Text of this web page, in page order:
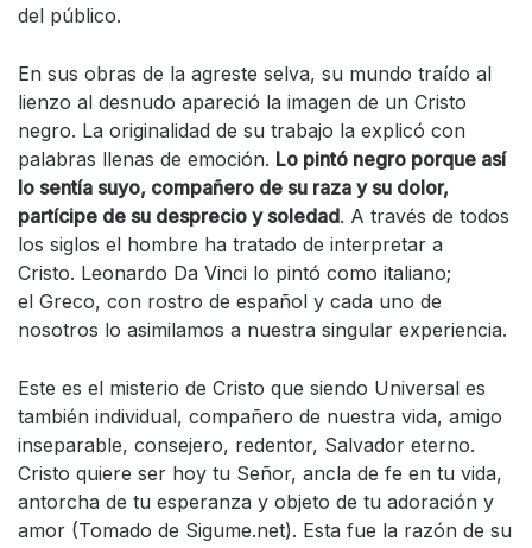
del público.
En sus obras de la agreste selva, su mundo traído al
lienzo al desnudo apareció la imagen de un Cristo
negro. La originalidad de su trabajo la explicó con
palabras llenas de emoción. Lo pintó negro porque así
lo sentía suyo, compañero de su raza y su dolor,
partícipe de su desprecio y soledad. A través de todos
los siglos el hombre ha tratado de interpretar a
Cristo. Leonardo Da Vinci lo pintó como italiano;
el Greco, con rostro de español y cada uno de
nosotros lo asimilamos a nuestra singular experiencia.
Este es el misterio de Cristo que siendo Universal es
también individual, compañero de nuestra vida, amigo
inseparable, consejero, redentor, Salvador eterno.
Cristo quiere ser hoy tu Señor, ancla de fe en tu vida,
antorcha de tu esperanza y objeto de tu adoración y
amor (Tomado de Sigume.net). Esta fue la razón de su